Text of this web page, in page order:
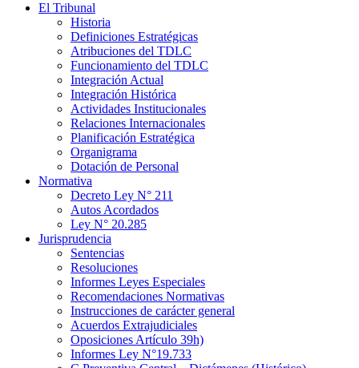
El Tribunal
Historia
Definiciones Estratégicas
Atribuciones del TDLC
Funcionamiento del TDLC
Integración Actual
Integración Histórica
Actividades Institucionales
Relaciones Internacionales
Planificación Estratégica
Organigrama
Dotación de Personal
Normativa
Decreto Ley N° 211
Autos Acordados
Ley N° 20.285
Jurisprudencia
Sentencias
Resoluciones
Informes Leyes Especiales
Recomendaciones Normativas
Instrucciones de carácter general
Acuerdos Extrajudiciales
Oposiciones Artículo 39h)
Informes Ley N°19.733